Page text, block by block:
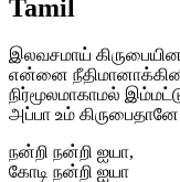
Tamil
இலவசமாய்
என்னை
நிர்மூலமாகாமல்
அப்பா உம் கிருபைதானே
நன்றி நன்றி ஐயா,
கோடி நன்றி ஐயா